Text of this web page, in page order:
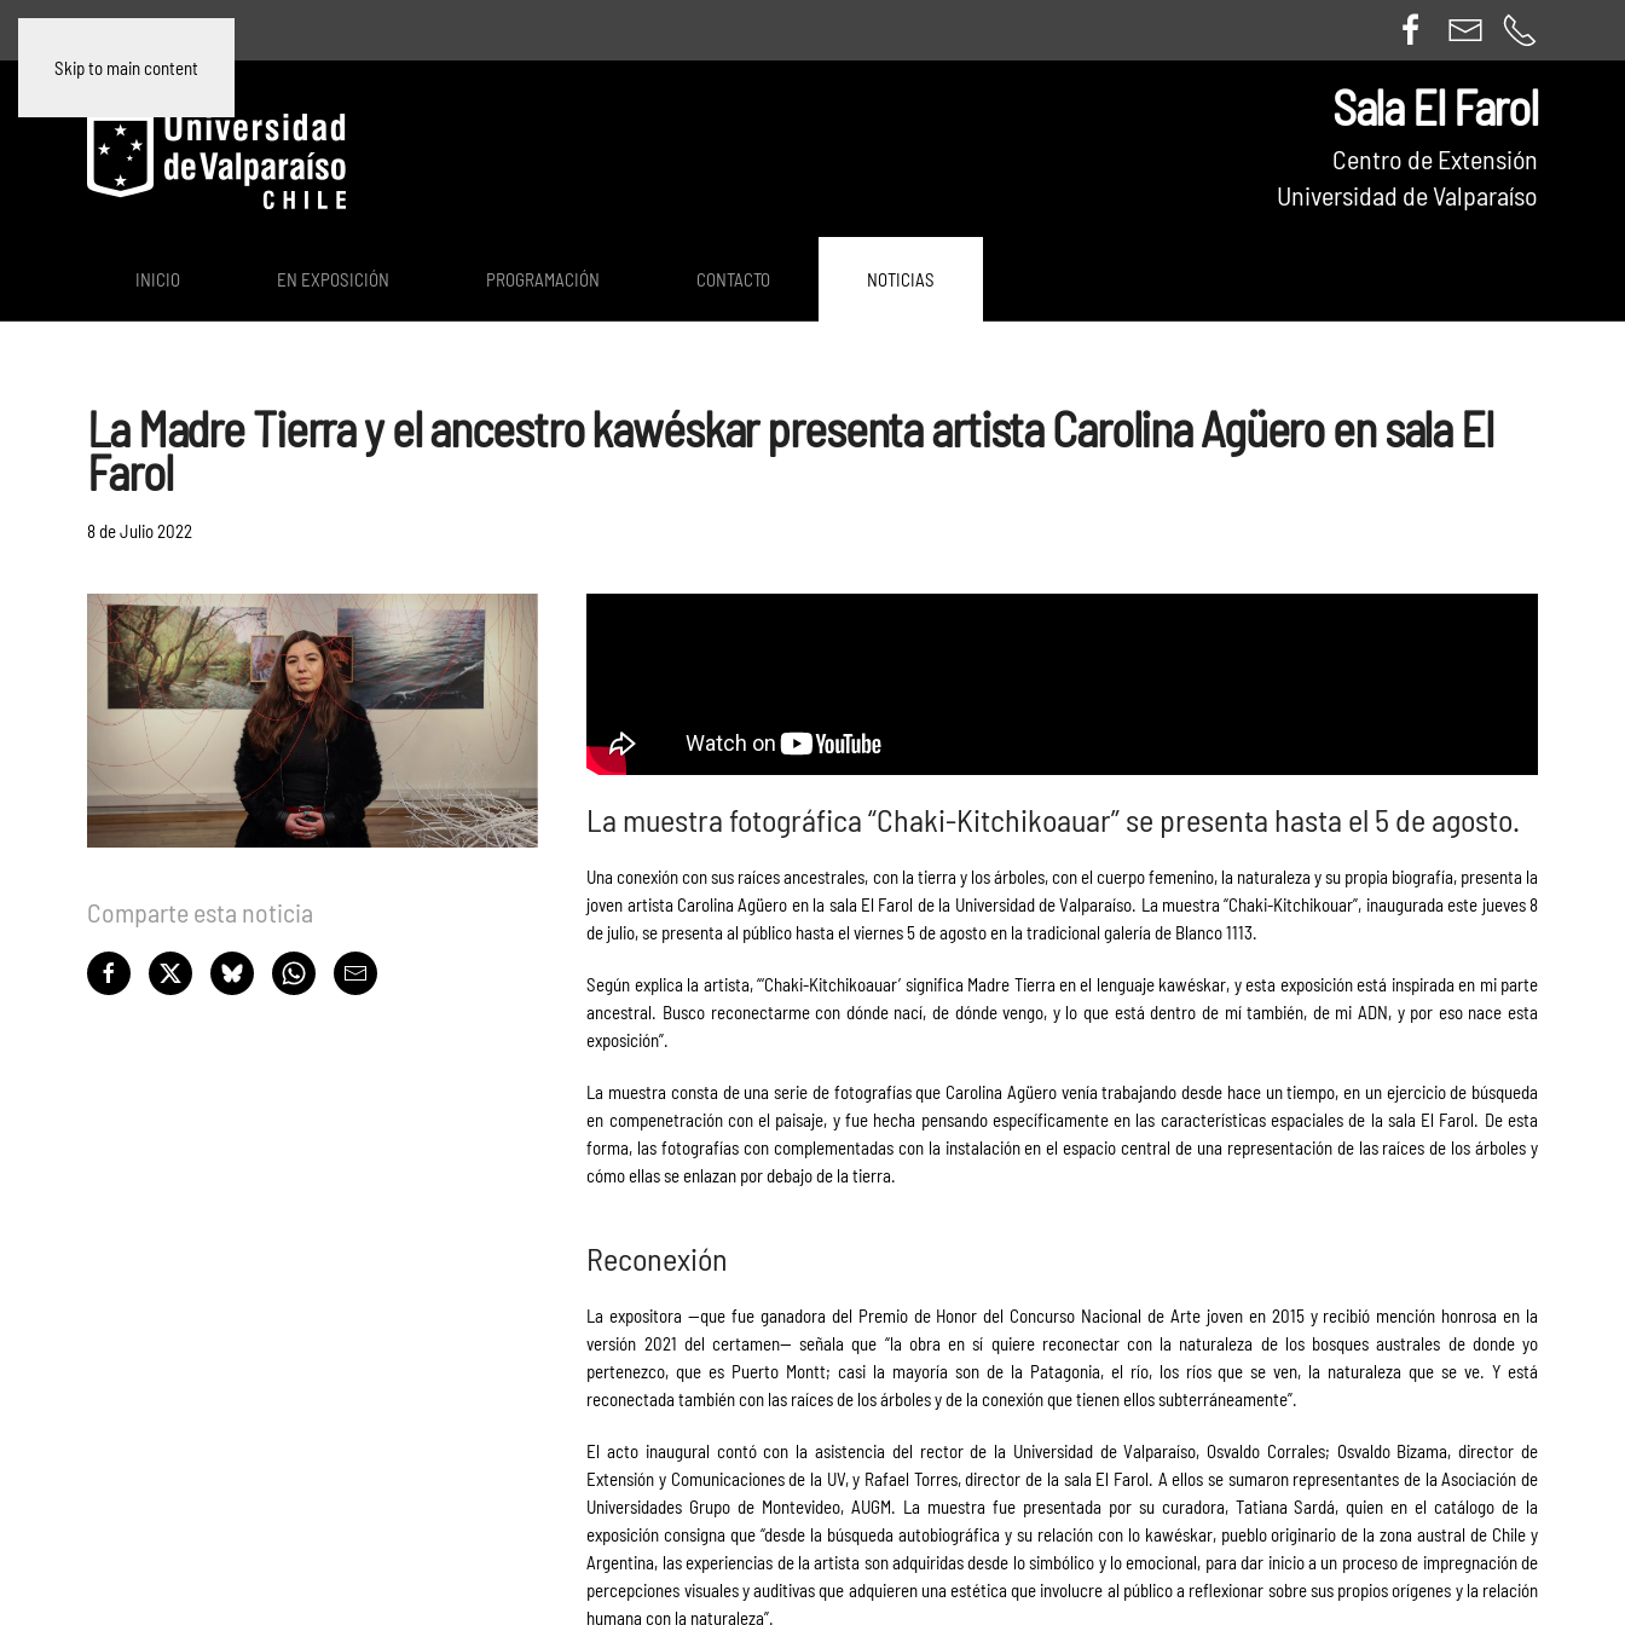
Skip to main content
Sala El Farol
Centro de Extensión
Universidad de Valparaíso
INICIO EN EXPOSICIÓN PROGRAMACIÓN CONTACTO NOTICIAS
La Madre Tierra y el ancestro kawéskar presenta artista Carolina Agüero en sala El
Farol
8 de Julio 2022
Comparte esta noticia
La muestra fotográfica “Chaki-Kitchikoauar” se presenta hasta el 5 de agosto.
Una conexión con sus raíces ancestrales, con la tierra y los árboles, con el cuerpo femenino, la naturaleza y su propia biografía, presenta la
joven artista Carolina Agüero en la sala El Farol de la Universidad de Valparaíso. La muestra “Chaki-Kitchikouar”, inaugurada este jueves 8
de julio, se presenta al público hasta el viernes 5 de agosto en la tradicional galería de Blanco 1113.
Según explica la artista, “‘Chaki-Kitchikoauar’ significa Madre Tierra en el lenguaje kawéskar, y esta exposición está inspirada en mi parte
ancestral. Busco reconectarme con dónde nací, de dónde vengo, y lo que está dentro de mí también, de mi ADN, y por eso nace esta
exposición”.
La muestra consta de una serie de fotografías que Carolina Agüero venía trabajando desde hace un tiempo, en un ejercicio de búsqueda
en compenetración con el paisaje, y fue hecha pensando específicamente en las características espaciales de la sala El Farol. De esta
forma, las fotografías con complementadas con la instalación en el espacio central de una representación de las raíces de los árboles y
cómo ellas se enlazan por debajo de la tierra.
Reconexión
La expositora —que fue ganadora del Premio de Honor del Concurso Nacional de Arte joven en 2015 y recibió mención honrosa en la
versión 2021 del certamen— señala que “la obra en sí quiere reconectar con la naturaleza de los bosques australes de donde yo
pertenezco, que es Puerto Montt; casi la mayoría son de la Patagonia, el río, los ríos que se ven, la naturaleza que se ve. Y está
reconectada también con las raíces de los árboles y de la conexión que tienen ellos subterráneamente”.
El acto inaugural contó con la asistencia del rector de la Universidad de Valparaíso, Osvaldo Corrales; Osvaldo Bizama, director de
Extensión y Comunicaciones de la UV, y Rafael Torres, director de la sala El Farol. A ellos se sumaron representantes de la Asociación de
Universidades Grupo de Montevideo, AUGM. La muestra fue presentada por su curadora, Tatiana Sardá, quien en el catálogo de la
exposición consigna que “desde la búsqueda autobiográfica y su relación con lo kawéskar, pueblo originario de la zona austral de Chile y
Argentina, las experiencias de la artista son adquiridas desde lo simbólico y lo emocional, para dar inicio a un proceso de impregnación de
percepciones visuales y auditivas que adquieren una estética que involucre al público a reflexionar sobre sus propios orígenes y la relación
humana con la naturaleza”.